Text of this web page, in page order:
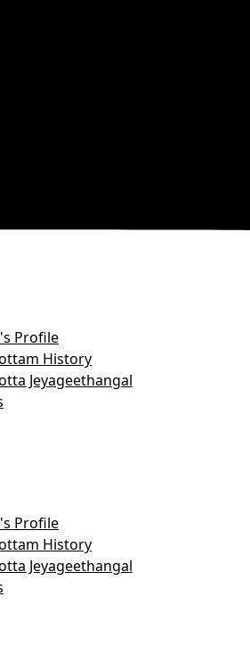
Profile
History
Jeyageethangal
Profile
History
Jeyageethangal